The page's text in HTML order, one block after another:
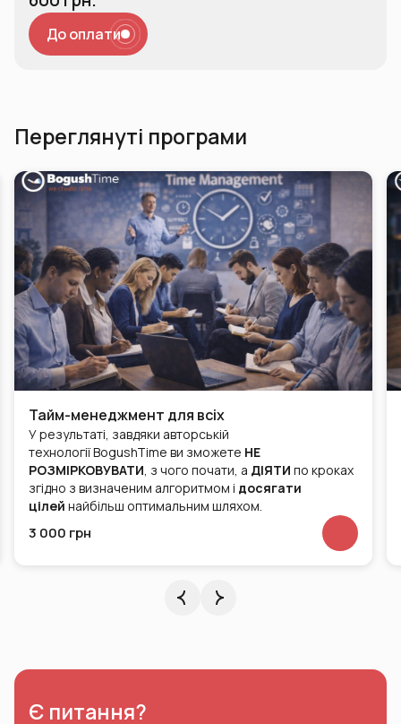
До оплати
Переглянуті програми
Тайм-менеджмент для всіх
У результаті, завдяки авторській
технології BogushTime ви зможете НЕ
РОЗМІРКОВУВАТИ, з чого почати, а ДІЯТИ по кроках
згідно з визначеним алгоритмом і досягати
цілей найбільш оптимальним шляхом.
3 000 грн
Є питання?